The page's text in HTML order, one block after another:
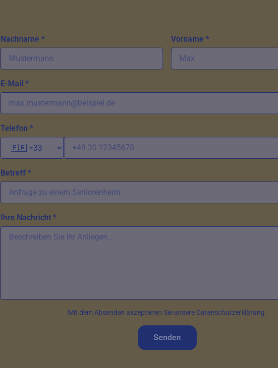
Nachname * Vorname *
E-Mail *
Telefon *
Betreff *
Ihre Nachricht *
Mit dem Absenden akzeptieren Sie unsere Datenschutzerklärung.
Senden